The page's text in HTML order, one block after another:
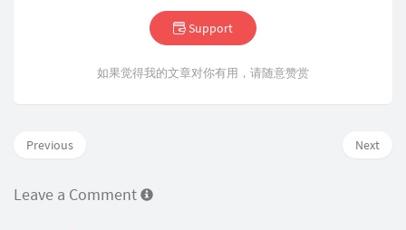
Support
如果觉得我的文章对你有用，请随意赞赏
Next
Previous
Leave a Comment